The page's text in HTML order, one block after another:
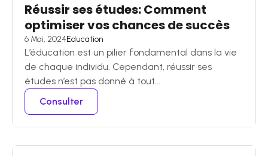
Réussir ses études: Comment
optimiser vos chances de succès
6 Mai, 2024Education
L’éducation est un pilier fondamental dans la vie
de chaque individu. Cependant, réussir ses
études n’est pas donné à tout...
Consulter